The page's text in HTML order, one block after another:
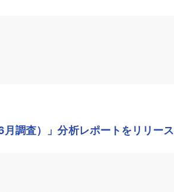
調査）」分析レポートをリリース